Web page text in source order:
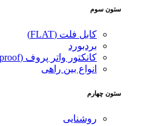
ستون سوم
کابل فلت (FLAT)
بردبورد
کانکتور واتر پروف (Waterproof)
انواع بین راهی
ستون چهارم
روشنایی